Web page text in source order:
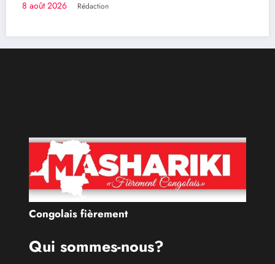
Qui sommes-nous?
Le Groupe de Presse Mashariki RDC est une organisation
médiatique d’envergure, légalement constituée en
Catécories
Info À la Une